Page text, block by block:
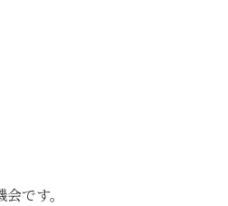
です。